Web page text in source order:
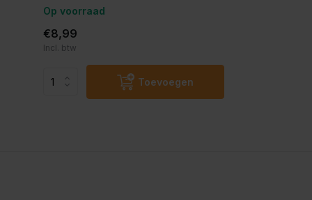
Op voorraad
€8,99
Incl. btw
Toevoegen